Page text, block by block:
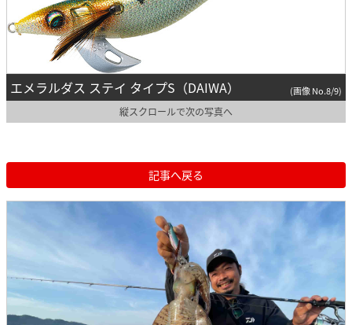
エメラルダス ステイ タイプS（DAIWA） (画像 No.8/9)
縦スクロールで次の写真へ
記事へ戻る